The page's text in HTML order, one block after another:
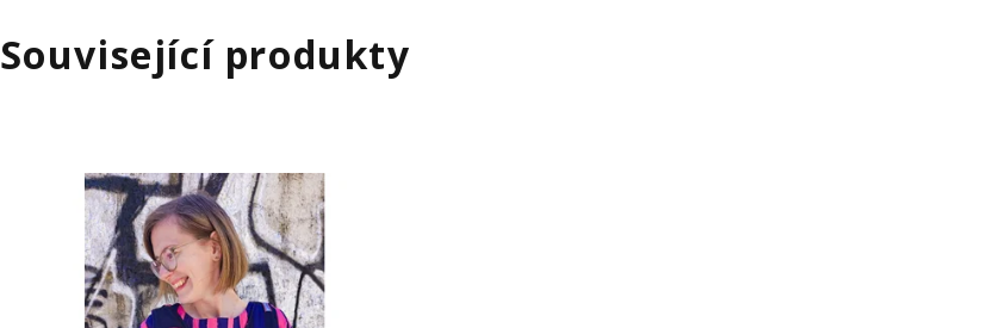
Související produkty